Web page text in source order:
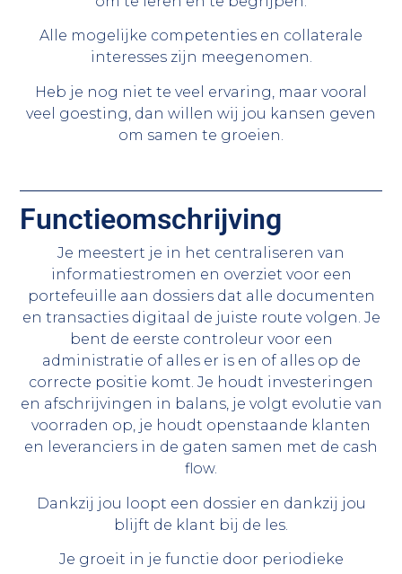
Alle mogelijke competenties en collaterale
interesses zijn meegenomen.
Heb je nog niet te veel ervaring, maar vooral
veel goesting, dan willen wij jou kansen geven
om samen te groeien.
Functieomschrijving
Je meestert je in het centraliseren van
informatiestromen en overziet voor een
portefeuille aan dossiers dat alle documenten
en transacties digitaal de juiste route volgen. Je
bent de eerste controleur voor een
administratie of alles er is en of alles op de
correcte positie komt. Je houdt investeringen
en afschrijvingen in balans, je volgt evolutie van
voorraden op, je houdt openstaande klanten
en leveranciers in de gaten samen met de cash
flow.
Dankzij jou loopt een dossier en dankzij jou
blijft de klant bij de les.
Je groeit in je functie door periodieke